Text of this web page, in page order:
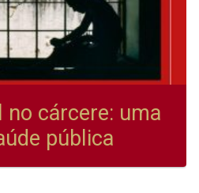
no cárcere: uma
pública